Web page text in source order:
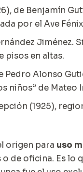
de Benjamín
por el Ave
Jiménez.
pisos en altas.
Pedro Alonso
niños” de Mateo
(1925),
origen para uso
de oficina. Es lo